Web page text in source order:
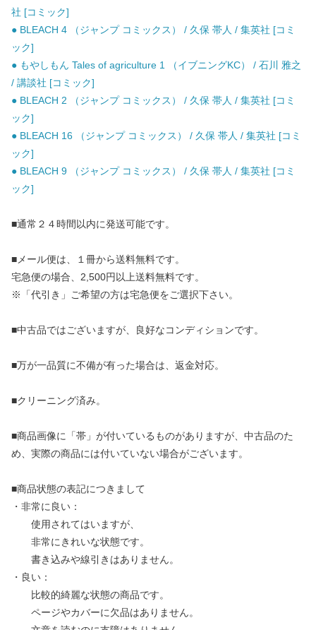
社 [コミック]
● BLEACH 4 （ジャンプ コミックス） / 久保 帯人 / 集英社 [コミ
ック]
● もやしもん Tales of agriculture 1 （イブニングKC） / 石川 雅之
/ 講談社 [コミック]
● BLEACH 2 （ジャンプ コミックス） / 久保 帯人 / 集英社 [コミ
ック]
● BLEACH 16 （ジャンプ コミックス） / 久保 帯人 / 集英社 [コミ
ック]
● BLEACH 9 （ジャンプ コミックス） / 久保 帯人 / 集英社 [コミ
ック]
■通常２４時間以内に発送可能です。
■メール便は、１冊から送料無料です。
宅急便の場合、2,500円以上送料無料です。
※「代引き」ご希望の方は宅急便をご選択下さい。
■中古品ではございますが、良好なコンディションです。
■万が一品質に不備が有った場合は、返金対応。
■クリーニング済み。
■商品画像に「帯」が付いているものがありますが、中古品のた
め、実際の商品には付いていない場合がございます。
■商品状態の表記につきまして
・非常に良い：
使用されてはいますが、
非常にきれいな状態です。
書き込みや線引きはありません。
・良い：
比較的綺麗な状態の商品です。
ページやカバーに欠品はありません。